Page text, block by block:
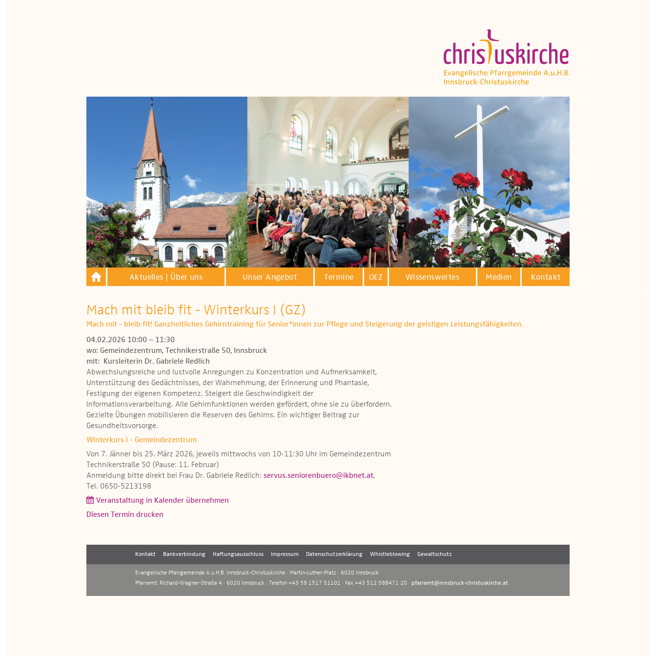
Aktuelles | Über uns Unser Angebot Termine OEZ Wissenswertes Medien Kontakt
Mach mit bleib fit - Winterkurs I (GZ)
Mach mit - bleib fit! Ganzheitliches Gehirntraining für Senior*innen zur Pflege und Steigerung der geistigen Leistungsfähigkeiten.
04.02.2026 10:00 – 11:30
wo: Gemeindezentrum, Technikerstraße 50, Innsbruck
mit: Kursleiterin Dr. Gabriele Redlich
Abwechslungsreiche und lustvolle Anregungen zu Konzentration und Aufmerksamkeit,
Unterstützung des Gedächtnisses, der Wahrnehmung, der Erinnerung und Phantasie,
Festigung der eigenen Kompetenz. Steigert die Geschwindigkeit der
Informationsverarbeitung. Alle Gehirnfunktionen werden gefördert, ohne sie zu überfordern.
Gezielte Übungen mobilisieren die Reserven des Gehirns. Ein wichtiger Beitrag zur
Gesundheitsvorsorge.
Winterkurs I - Gemeindezentrum
Von 7. Jänner bis 25. März 2026, jeweils mittwochs von 10-11:30 Uhr im Gemeindezentrum
Technikerstraße 50 (Pause: 11. Februar)
Anmeldung bitte direkt bei Frau Dr. Gabriele Redlich: servus.seniorenbuero@ikbnet.at,
Tel. 0650-5213198
Veranstaltung in Kalender übernehmen
Diesen Termin drucken
Kontakt Bankverbindung Haftungsausschluss Impressum Datenschutzerklärung Whistleblowing Gewaltschutz
Evangelische Pfarrgemeinde A.u.H.B. Innsbruck-Christuskirche · Martin-Luther-Platz · 6020 Innsbruck
Pfarramt: Richard-Wagner-Straße 4 · 6020 Innsbruck · Telefon +43 59 1517 51101 · Fax +43 512 588471 20 · pfarramt@innsbruck-christuskirche.at